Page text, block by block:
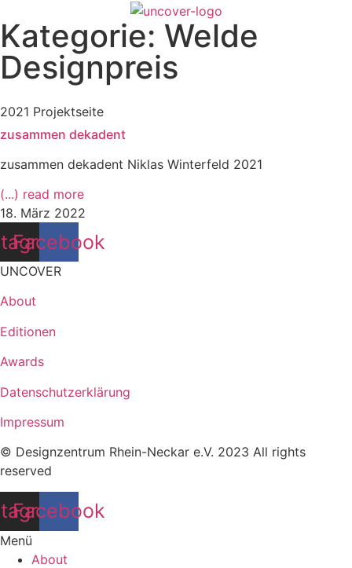
Kategorie: Welde
Designpreis
2021 Projektseite
zusammen dekadent
zusammen dekadent Niklas Winterfeld 2021
(...) read more
18. März 2022
Facebook
UNCOVER
About
Editionen
Awards
Datenschutzerklärung
Impressum
© Designzentrum Rhein-Neckar e.V. 2023 All rights
reserved
Facebook
Menü
About